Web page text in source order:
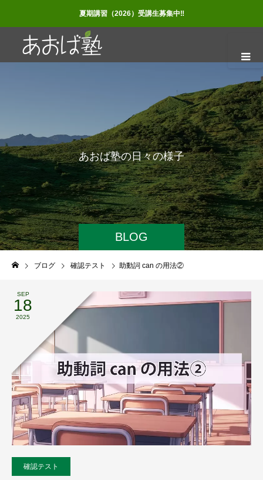
夏期講習（2026）受講生募集中‼
BLOG
あおば塾の日々の様子
ブログ 確認テスト 助動詞 can の用法②
SEP
18
2025
確認テスト